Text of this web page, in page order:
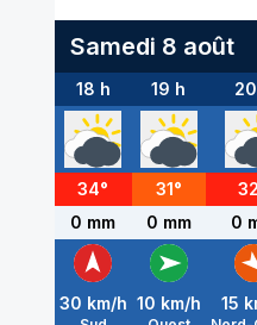
Samedi 8 août
18 h 19 h
34° 31° 32
0 mm
0 mm 0
30 km/h 10 km/h 15